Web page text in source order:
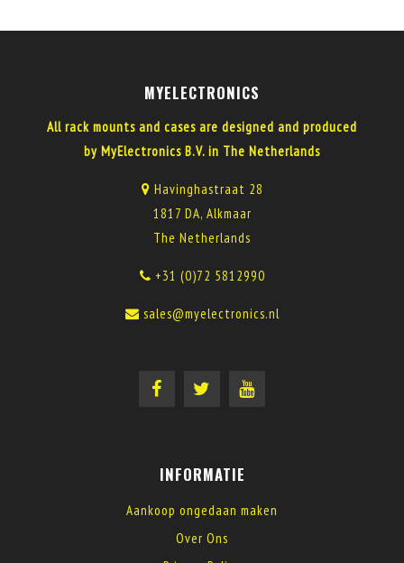
MYELECTRONICS
All rack mounts and cases are designed and produced
by MyElectronics B.V. in The Netherlands
Havinghastraat 28
1817 DA, Alkmaar
The Netherlands
+31 (0)72 5812990
sales@myelectronics.nl
INFORMATIE
Aankoop ongedaan maken
Over Ons